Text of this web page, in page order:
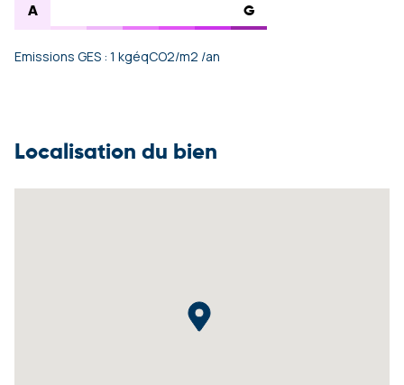
A G
Emissions GES : 1 kgéqCO2/m2 /an
Localisation du bien